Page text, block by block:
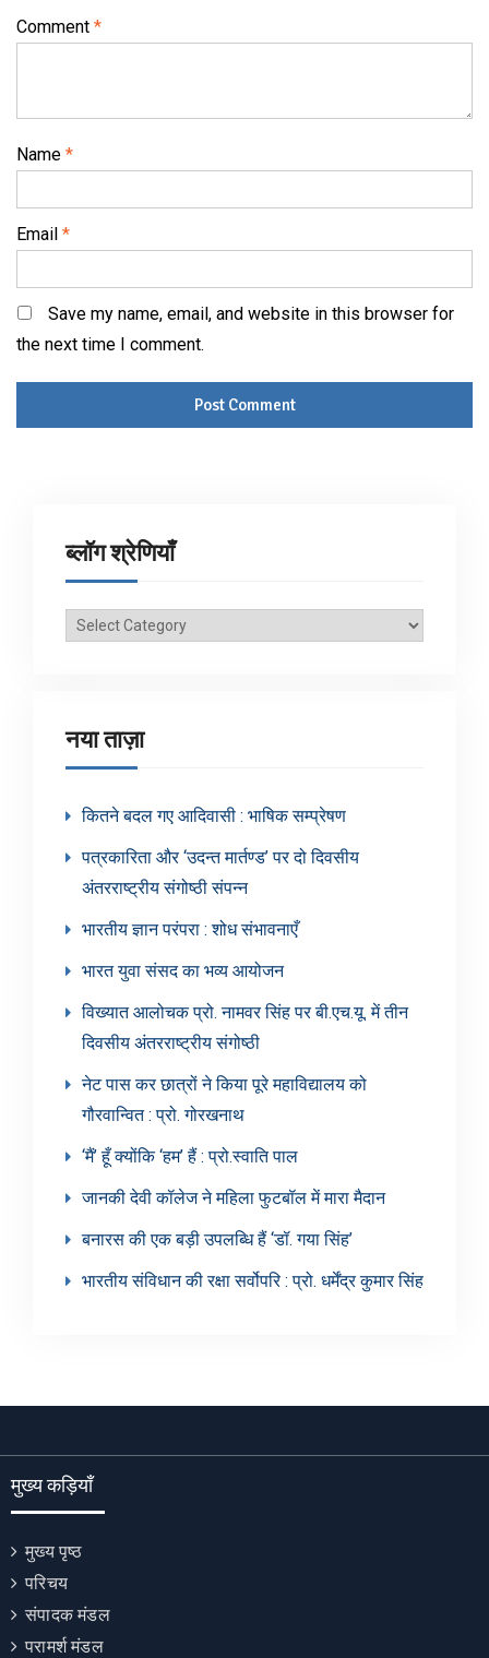
Comment *
Name *
Email *
Save my name, email, and website in this browser for
the next time I comment.
ब्लॉग श्रेणियाँ
ब्लॉग
नया ताज़ा
कितने बदल गए आदिवासी : भाषिक सम्प्रेषण
पत्रकारिता और ‘उदन्त मार्तण्ड’ पर दो दिवसीय
अंतरराष्ट्रीय संगोष्ठी संपन्न
भारतीय ज्ञान परंपरा : शोध संभावनाएँ
भारत युवा संसद का भव्य आयोजन
विख्यात आलोचक प्रो. नामवर सिंह पर बी.एच.यू. में तीन
दिवसीय अंतरराष्ट्रीय संगोष्ठी
नेट पास कर छात्रों ने किया पूरे महाविद्यालय को
गौरवान्वित : प्रो. गोरखनाथ
‘मैं’ हूँ क्योंकि ‘हम’ हैं : प्रो.स्वाति पाल
जानकी देवी कॉलेज ने महिला फुटबॉल में मारा मैदान
बनारस की एक बड़ी उपलब्धि हैं ‘डॉ. गया सिंह’
भारतीय संविधान की रक्षा सर्वोपरि : प्रो. धर्मेंद्र कुमार सिंह
मुख्य कड़ियाँ
मुख्य पृष्ठ
परिचय
संपादक मंडल
परामर्श मंडल